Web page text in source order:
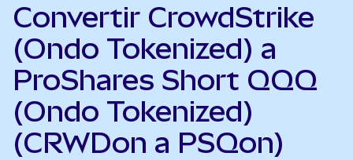
Convertir CrowdStrike
(Ondo Tokenized) a
ProShares Short QQQ
(Ondo Tokenized)
(CRWDon a PSQon)